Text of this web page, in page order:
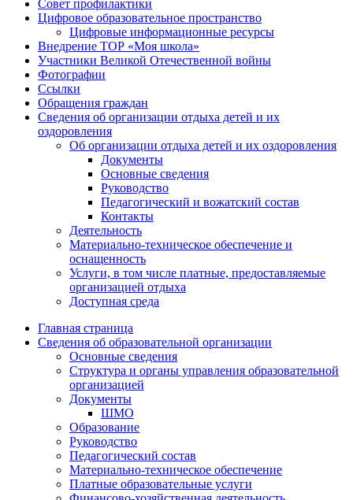
Совет профилактики
Цифровое образовательное пространство
Цифровые информационные ресурсы
Внедрение ТОР «Моя школа»
Участники Великой Отечественной войны
Фотографии
Ссылки
Обращения граждан
Сведения об организации отдыха детей и их
оздоровления
Об организации отдыха детей и их оздоровления
Документы
Основные сведения
Руководство
Педагогический и вожатский состав
Контакты
Деятельность
Материально-техническое обеспечение и
оснащенность
Услуги, в том числе платные, предоставляемые
организацией отдыха
Доступная среда
Главная страница
Сведения об образовательной организации
Основные сведения
Структура и органы управления образовательной
организацией
Документы
ШМО
Образование
Руководство
Педагогический состав
Материально-техническое обеспечение
Платные образовательные услуги